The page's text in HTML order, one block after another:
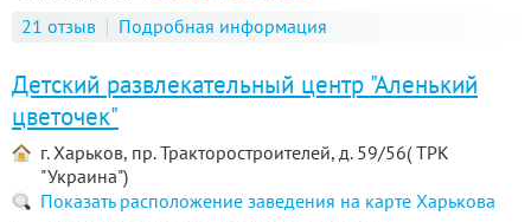
21 отзыв Подробная информация
Детский развлекательный центр "Аленький
цветочек"
г. Харьков, пр. Тракторостроителей, д. 59/56( ТРК
"Украина")
Показать расположение заведения на карте Харькова